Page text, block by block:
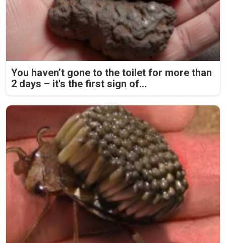
You haven’t gone to the toilet for more than
2 days – it's the first sign of...